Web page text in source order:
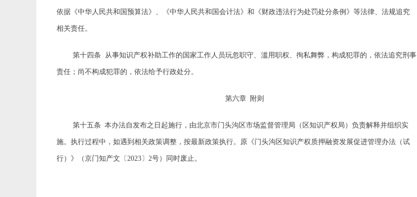
依据《中华人民共和国预算法》、《中华人民共和国会计法》和《财政违法行为处罚处分条例》等法律、法规追究
相关责任。
第十四条 从事知识产权补助工作的国家工作人员玩忽职守、滥用职权、徇私舞弊，构成犯罪的，依法追究刑事
责任；尚不构成犯罪的，依法给予行政处分。
第六章 附则
第十五条本办法自发布之日起施行，由北京市门头沟区市场监督管理局（区知识产权局）负责解释并组织实
施。执行过程中，如遇到相关政策调整，按最新政策执行。原《门头沟区知识产权质押融资发展促进管理办法（试
行）》（京门知产文〔2023〕2号）同时废止。